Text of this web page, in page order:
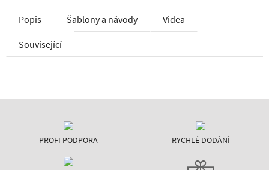
Popis Šablony a návody Videa
Související
PROFI PODPORA RYCHLÉ DODÁNÍ